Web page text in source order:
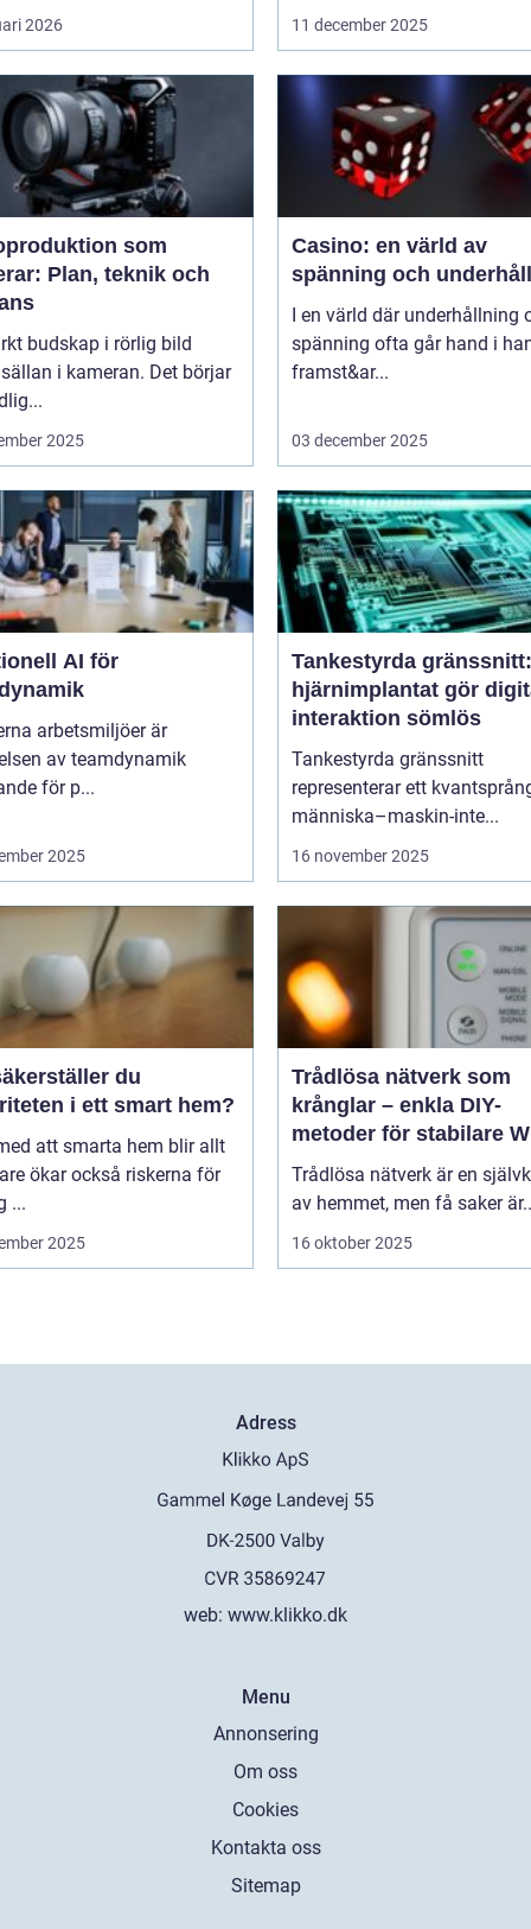
2026 11 december 2025
som
Plan, teknik och
budskap i rörlig bild
i kameran. Det börjar
2025
Casino: en värld av
spänning och
I en värld där underhållning
spänning ofta går hand i
framst&ar...
03 december 2025
AI för
arbetsmiljöer är
av teamdynamik
för p...
2025
Tankestyrda
hjärnimplantat gör
interaktion sömlös
Tankestyrda gränssnitt
representerar ett
människa–maskin-inte...
16 november 2025
du
i ett smart hem?
att smarta hem blir allt
ökar också riskerna för
...
2025
Trådlösa nätverk som
krånglar – enkla DIY-
metoder för stabilare
hela hemmet
Trådlösa nätverk är en
av hemmet, men få saker
16 oktober 2025
Adress
web: www.klikko.dk
Menu
Annonsering
Om oss
Cookies
Kontakta oss
Sitemap